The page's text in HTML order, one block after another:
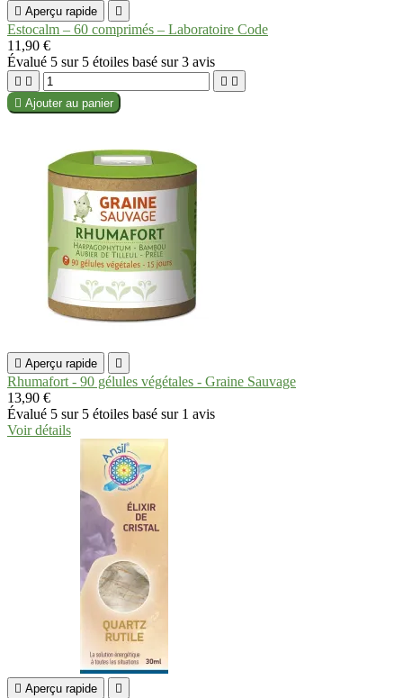
 Aperçu rapide 
Estocalm – 60 comprimés – Laboratoire Code
11,90 €
Évalué 5 sur 5 étoiles basé sur3 avis
   
 Ajouter au panier
 Aperçu rapide 
Rhumafort - 90 gélules végétales - Graine Sauvage
13,90 €
Évalué 5 sur 5 étoiles basé sur 1 avis
Voir détails
 Aperçu rapide 